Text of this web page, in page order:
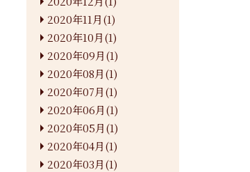
2020年11月(1)
2020年10月(1)
2020年09月(1)
2020年08月(1)
2020年07月(1)
2020年06月(1)
2020年05月(1)
2020年04月(1)
2020年03月(1)